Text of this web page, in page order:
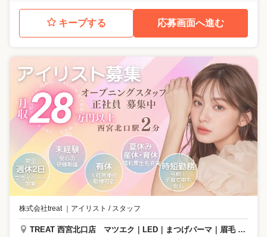
キープする 応募画面へ進む
株式会社treat アイリスト / スタッフ
TREAT 西宮北口店 マツエク｜LED｜まつげパーマ｜眉毛 専門サロン